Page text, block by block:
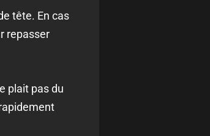
tête. En cas
repasser
plait pas du